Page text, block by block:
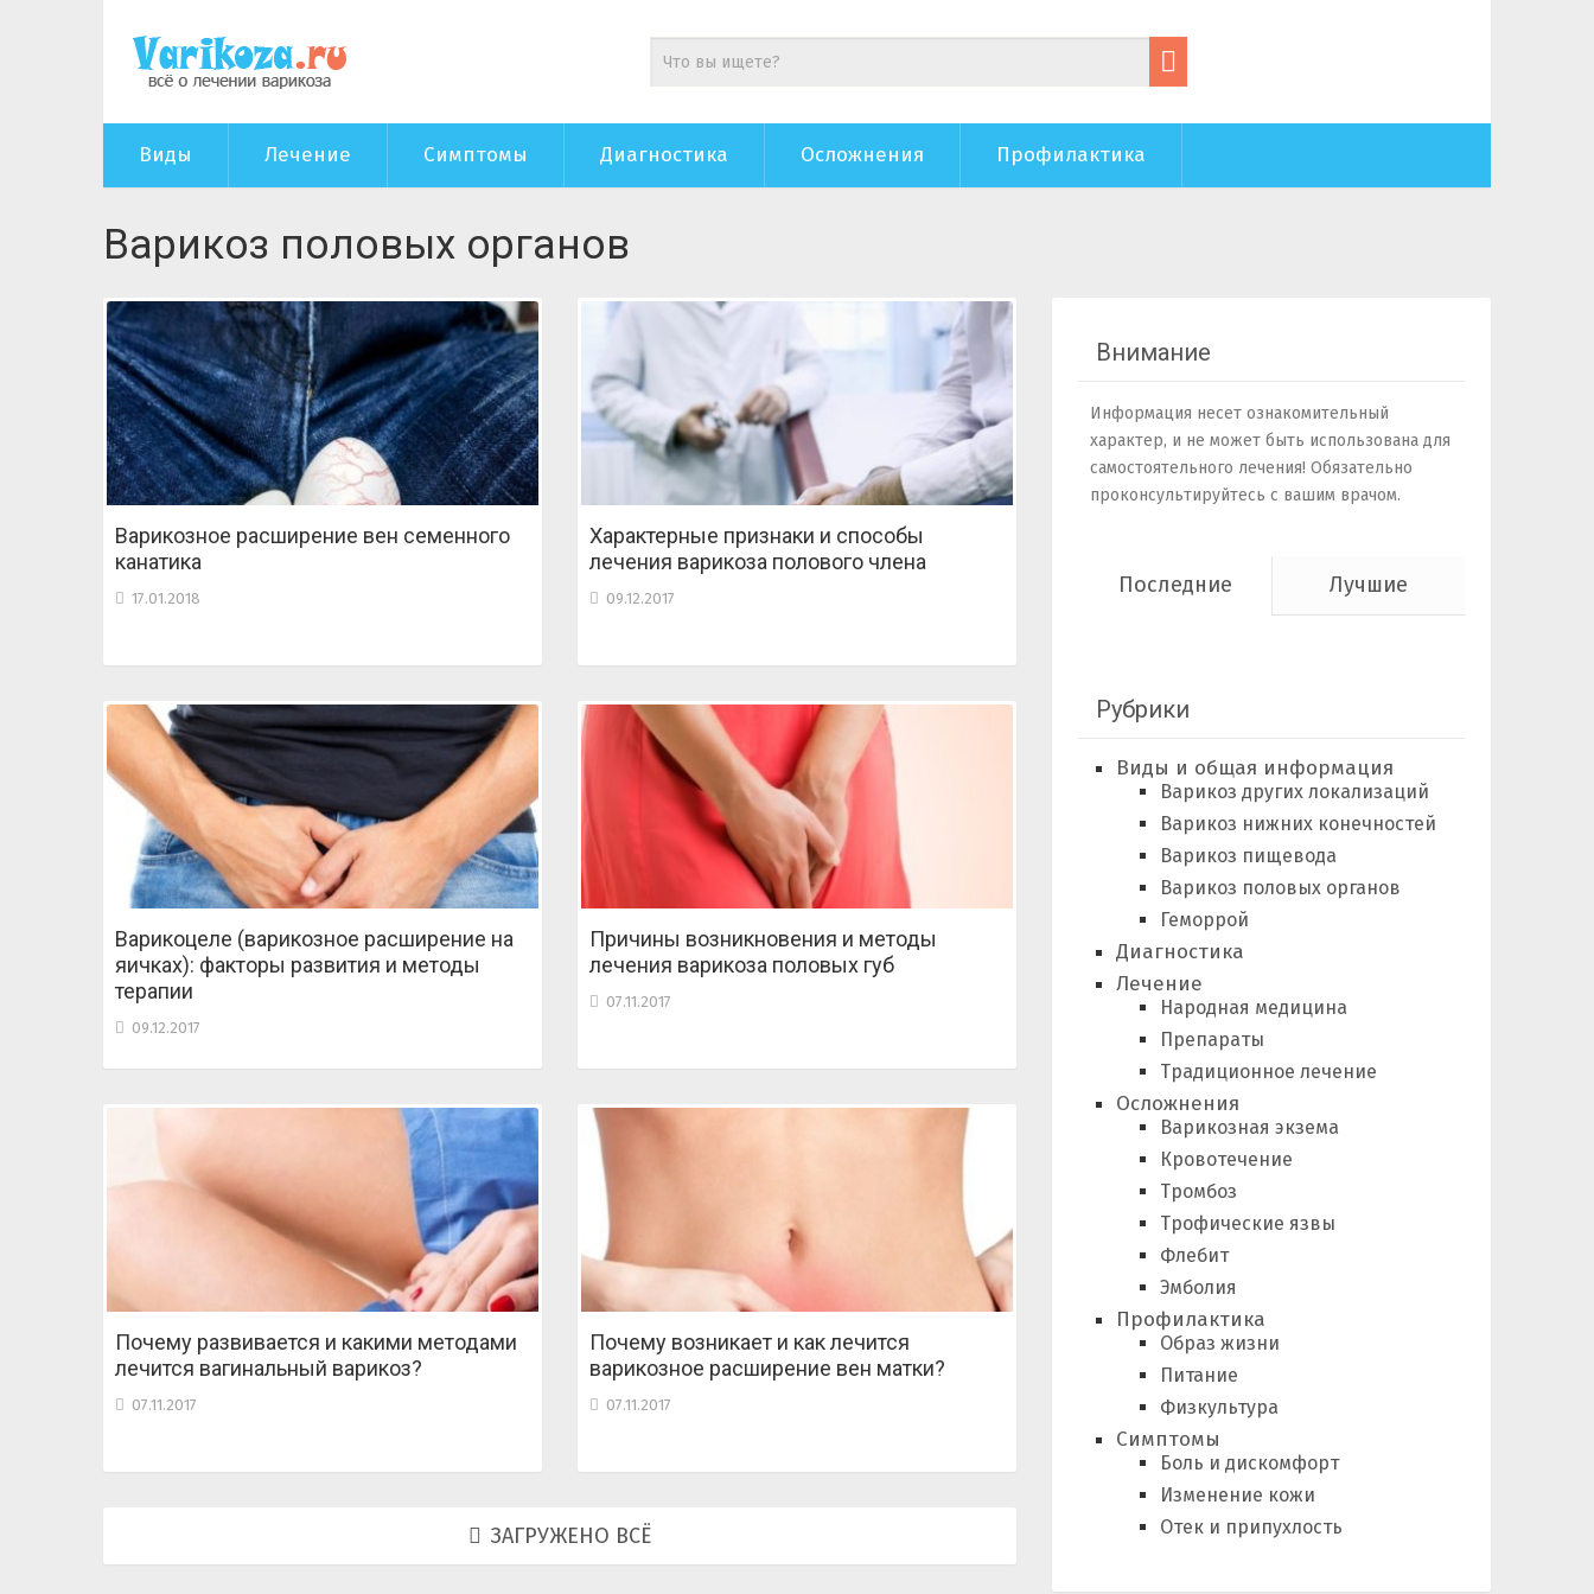
Виды Лечение Симптомы Диагностика Осложнения Профилактика
Варикоз половых органов
Варикозное расширение вен семенного
канатика
17.01.2018
Характерные признаки и способы
лечения варикоза полового члена
09.12.2017
Варикоцеле (варикозное расширение на
яичках): факторы развития и методы
терапии
09.12.2017
Причины возникновения и методы
лечения варикоза половых губ
07.11.2017
Почему развивается и какими методами
лечится вагинальный варикоз?
07.11.2017
Почему возникает и как лечится
варикозное расширение вен матки?
07.11.2017
ЗАГРУЖЕНО ВСЁ
Внимание
Информация несет ознакомительный
характер, и не может быть использована для
самостоятельного лечения! Обязательно
проконсультируйтесь с вашим врачом.
Последние Лучшие
Рубрики
Виды и общая информация
Варикоз других локализаций
Варикоз нижних конечностей
Варикоз пищевода
Варикоз половых органов
Геморрой
Диагностика
Лечение
Народная медицина
Препараты
Традиционное лечение
Осложнения
Варикозная экзема
Кровотечение
Тромбоз
Трофические язвы
Флебит
Эмболия
Профилактика
Образ жизни
Питание
Физкультура
Симптомы
Боль и дискомфорт
Изменение кожи
Отек и припухлость